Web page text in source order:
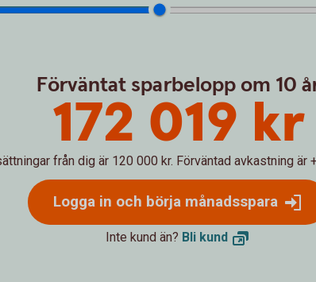
Förväntat sparbelopp om 10
172 019 kr
från dig är 120 000 kr. Förväntad avkastning är
Logga in och börja månadsspara
Inte kund än? Bli kund